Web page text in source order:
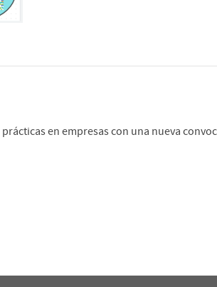
en empresas con una nueva